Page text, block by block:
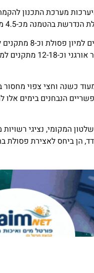
מערכת התכנון
בשנה לכ-1.5 מיליון טונות ב-2030.
כיום פעילים או
כשנה וחצי צפוי
אפשריים הנבחנים
המקומי, נציגי רשויות
הן ביחס לאצירת